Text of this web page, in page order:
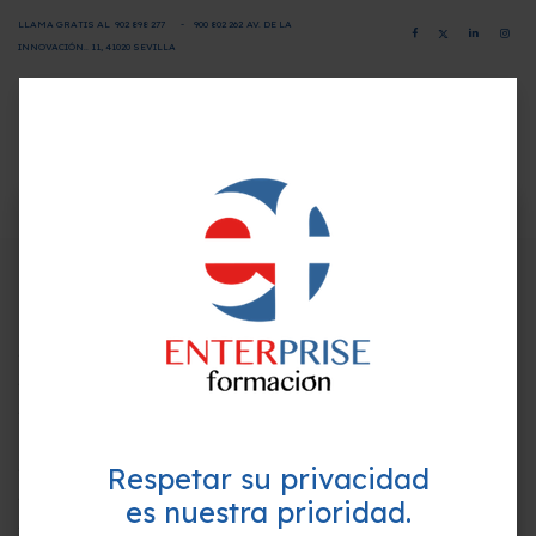
LLAMA GRATIS AL 902 898 277 - 900 802 262 AV. DE LA
INNOVACIÓN.. 11, 41020 SEVILLA
Programa-Contenido
1.Introducción a Internet. Conceptos y terminología.
1.1. Una pequeña historia de Internet
1.3.Protocolos.
1.4.Dominios.
¿Quieres formarte GRATIS y
mejorar tu perfil profesional?
Empieza hoy mismo. Te ayudamos a elegir el
mejor curso para ti.
Respetar su privacidad
es nuestra prioridad.